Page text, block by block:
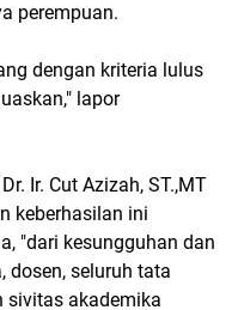
perempuan.
dengan kriteria lulus
lapor
Ir. Cut Azizah, ST.,MT
keberhasilan ini
"dari kesungguhan dan
dosen, seluruh tata
sivitas akademika